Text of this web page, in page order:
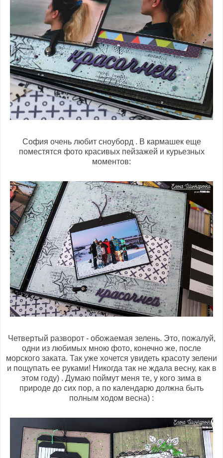
София очень любит сноуборд . В кармашек еще
поместятся фото красивых пейзажей и курьезных
моментов:
Четвертый разворот - обожаемая зелень. Это, пожалуй,
одни из любимых мною фото, конечно же, после
морского заката. Так уже хочется увидеть красоту зелени
и пощупать ее руками! Никогда так не ждала весну, как в
этом году) . Думаю поймут меня те, у кого зима в
природе до сих пор, а по календарю должна быть
полным ходом весна) :